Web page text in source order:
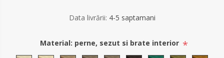
Data livrării: 4-5 saptamani
Material: perne, sezut si brate interior *